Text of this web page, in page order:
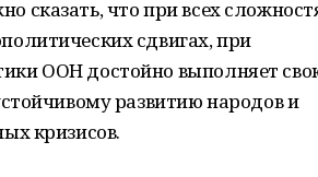
сказать, что при всех
сдвигах, при
ООН достойно выполняет
развитию народов и
кризисов.